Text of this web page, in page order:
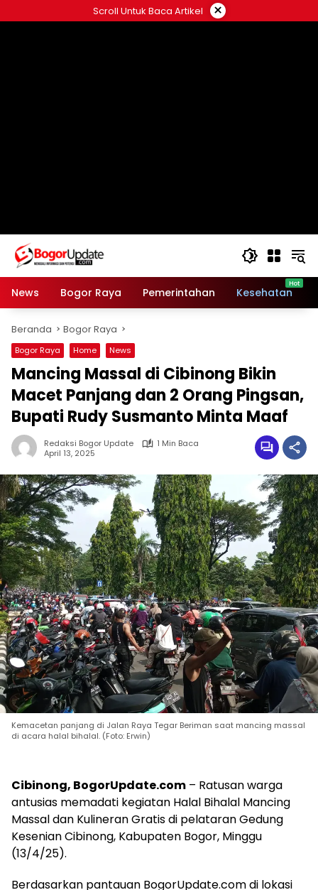
ke
Scroll Untuk Baca Artikel ×
News Bogor Raya Pemerintahan Kesehatan
Beranda Bogor Raya
Bogor Raya Home News
Mancing Massal di Cibinong Bikin
Macet Panjang dan 2 Orang Pingsan,
Bupati Rudy Susmanto Minta Maaf
Redaksi Bogor Update
1 Min Baca
April 13, 2025
Kemacetan panjang di Jalan Raya Tegar Beriman saat mancing massal
di acara halal bihalal. (Foto: Erwin)
Cibinong, BogorUpdate.com – Ratusan warga
antusias memadati kegiatan Halal Bihalal Mancing
Massal dan Kulineran Gratis di pelataran Gedung
Kesenian Cibinong, Kabupaten Bogor, Minggu
(13/4/25).
Berdasarkan pantauan BogorUpdate.com di lokasi